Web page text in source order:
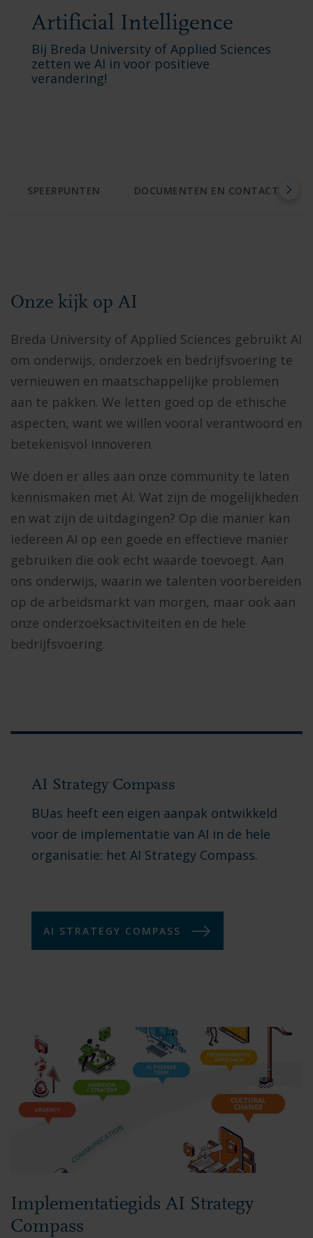
Artificial Intelligence
Bij Breda University of Applied Sciences
zetten we AI in voor positieve
verandering!
SPEERPUNTEN DOCUMENTEN EN CONTACT
Onze kijk op AI
Breda University of Applied Sciences gebruikt AI
om onderwijs, onderzoek en bedrijfsvoering te
vernieuwen en maatschappelijke problemen
aan te pakken. We letten goed op de ethische
aspecten, want we willen vooral verantwoord en
betekenisvol innoveren.
We doen er alles aan onze community te laten
kennismaken met AI. Wat zijn de mogelijkheden
en wat zijn de uitdagingen? Op die manier kan
iedereen AI op een goede en effectieve manier
gebruiken die ook echt waarde toevoegt. Aan
ons onderwijs, waarin we talenten voorbereiden
op de arbeidsmarkt van morgen, maar ook aan
onze onderzoeksactiviteiten en de hele
bedrijfsvoering.
AI Strategy Compass
BUas heeft een eigen aanpak ontwikkeld
voor de implementatie van AI in de hele
organisatie: het AI ​​Strategy Compass.
AI ​​STRATEGY COMPASS
Implementatiegids AI Strategy
Compass